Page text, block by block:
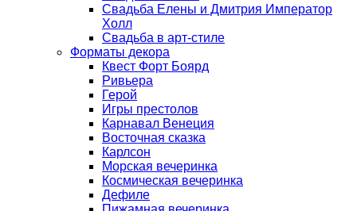
Свадьба Елены и Дмитрия Император
Холл
Свадьба в арт-стиле
Форматы декора
Квест Форт Боярд
Ривьера
Герой
Игры престолов
Карнавал Венеция
Восточная сказка
Карлсон
Морская вечеринка
Космическая вечеринка
Дефиле